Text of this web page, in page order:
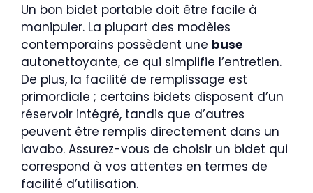
Un bon bidet portable doit être facile à
manipuler. La plupart des modèles
contemporains possèdent une buse
autonettoyante, ce qui simplifie l’entretien.
De plus, la facilité de remplissage est
primordiale ; certains bidets disposent d’un
réservoir intégré, tandis que d’autres
peuvent être remplis directement dans un
lavabo. Assurez-vous de choisir un bidet qui
correspond à vos attentes en termes de
facilité d’utilisation.